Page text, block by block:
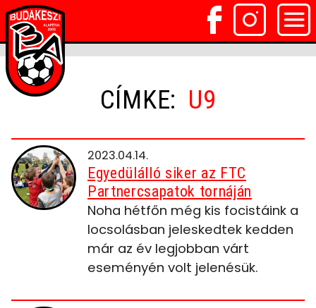
CÍMKE: U9
2023.04.14.
Egyedülálló siker az FTC
Partnercsapatok tornáján
Noha hétfőn még kis focistáink a
locsolásban jeleskedtek kedden
már az év legjobban várt
eseményén volt jelenésük.